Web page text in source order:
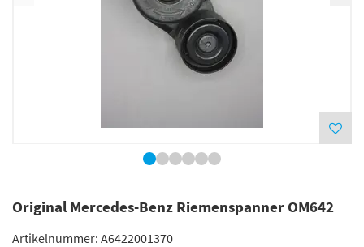
Original Mercedes-Benz Riemenspanner OM642
Artikelnummer: A6422001370